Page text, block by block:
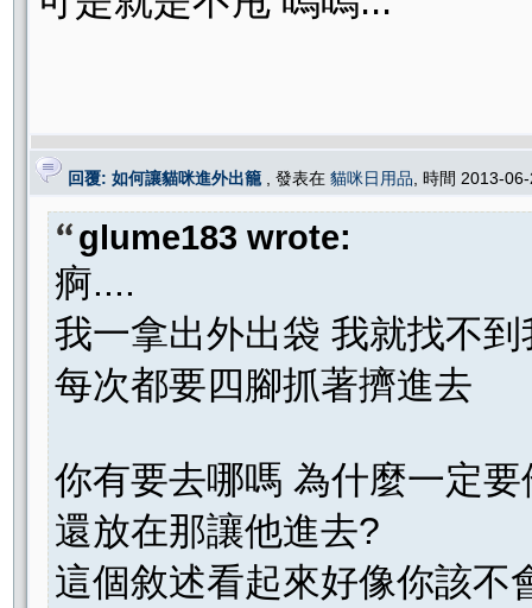
回覆: 如何讓貓咪進外出籠 , 發表在 貓咪日用品 , 時間 2013-
glume183 wrote:
痾....
我一拿出外出袋 我就找不
每次都要四腳抓著擠進去
你有要去哪嗎 為什麼一定
還放在那讓他進去?
這個敘述看起來好像你該不